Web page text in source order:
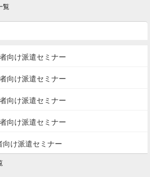
覧
向け派遣セミナー
向け派遣セミナー
向け派遣セミナー
向け派遣セミナー
向け派遣セミナー